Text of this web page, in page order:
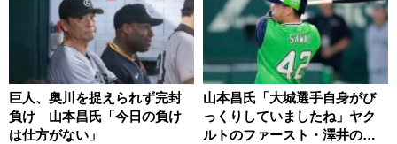
巨人、奥川を捉えられず完封
負け 山本昌氏「今日の負け
は仕方がない」
山本昌氏「大城選手自身がび
っくりしていましたね」ヤク
ルトのファースト・澤井の判